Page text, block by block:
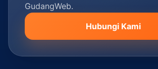
GudangWeb.
Hubungi Kami